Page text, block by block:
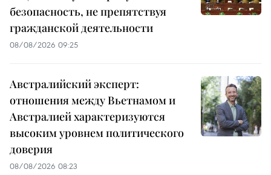
безопасность, не препятствуя
гражданской деятельности
08/08/2026 09:25
Австралийский эксперт:
отношения между Вьетнамом и
Австралией характеризуются
высоким уровнем политического
доверия
08/08/2026 08:23